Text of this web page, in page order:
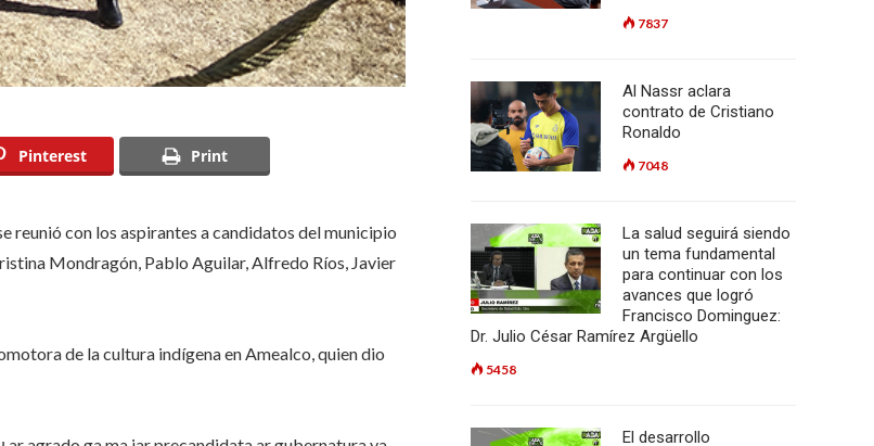
Pinterest Print
reunió con los aspirantes a candidatos del municipio
Mondragón, Pablo Aguilar, Alfredo Ríos, Javier
de la cultura indígena en Amealco, quien dio
7837
Al Nassr aclara
contrato de Cristiano
Ronaldo
7048
La salud seguirá siendo
un tema fundamental
para continuar con los
avances que logró
Francisco Dominguez:
Dr. Julio César Ramírez Argüello
5458
El desarrollo